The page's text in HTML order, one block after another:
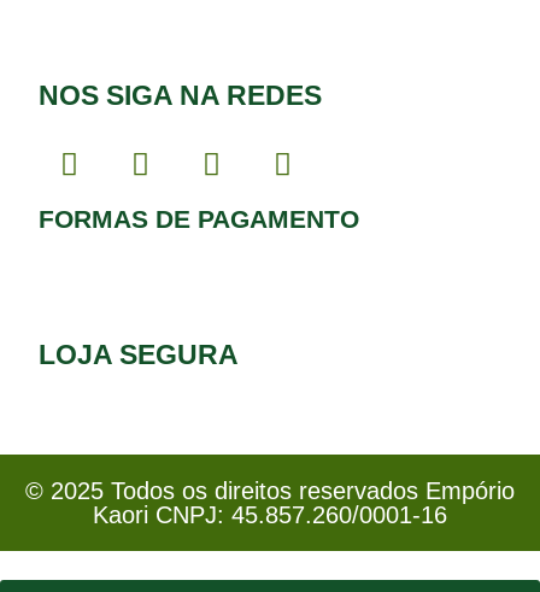
NOS SIGA NA REDES
FORMAS DE PAGAMENTO
LOJA SEGURA
© 2025 Todos os direitos reservados Empório
Kaori CNPJ: 45.857.260/0001-16